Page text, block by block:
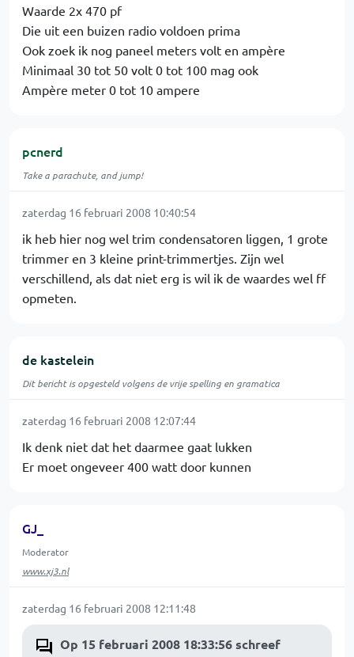
Waarde 2x 470 pf
Die uit een buizen radio voldoen prima
Ook zoek ik nog paneel meters volt en ampère
Minimaal 30 tot 50 volt 0 tot 100 mag ook
Ampère meter 0 tot 10 ampere
pcnerd
Take a parachute, and jump!
zaterdag 16 februari 2008 10:40:54
ik heb hier nog wel trim condensatoren liggen, 1 grote
trimmer en 3 kleine print-trimmertjes. Zijn wel
verschillend, als dat niet erg is wil ik de waardes wel ff
opmeten.
de kastelein
Dit bericht is opgesteld volgens de vrije spelling en gramatica
zaterdag 16 februari 2008 12:07:44
Ik denk niet dat het daarmee gaat lukken
Er moet ongeveer 400 watt door kunnen
GJ_
Moderator
www.xj3.nl
zaterdag 16 februari 2008 12:11:48
Op 15 februari 2008 18:33:56 schreef